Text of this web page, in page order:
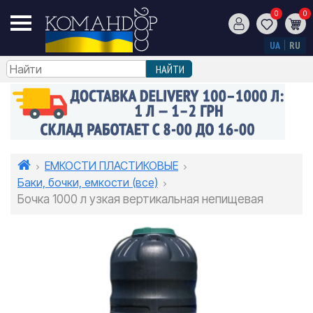
0 0
UA RU
ЕМКОСТИ ПЛАСТИКОВЫЕ
Баки, бочки, емкости (все)
Бочка 1000 л узкая вертикальная непищевая